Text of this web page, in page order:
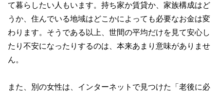
て暮らしたい人もいます。持ち家か賃貸か、家族構成はど
うか、住んでいる地域はどこかによっても必要なお金は変
わります。そうである以上、世間の平均だけを見て安心し
たり不安になったりするのは、本来あまり意味がありませ
ん。
また、別の女性は、インターネットで見つけた「老後に必